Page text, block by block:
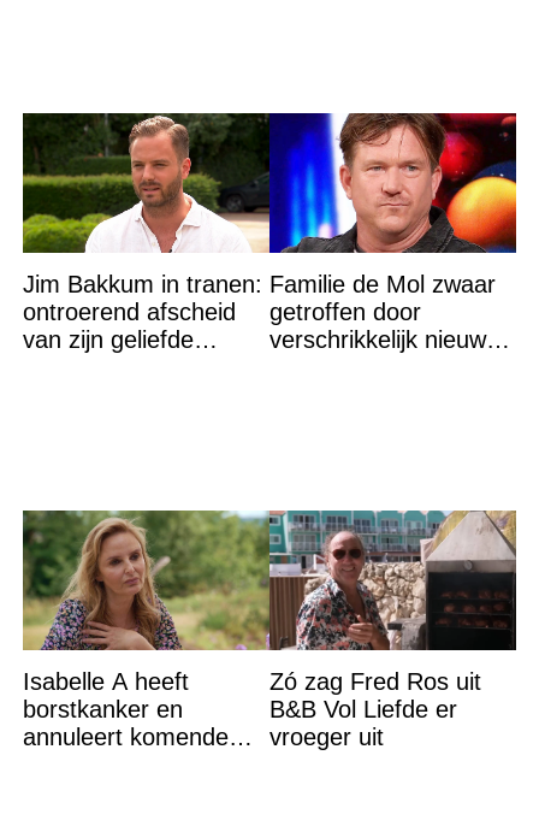
Jim Bakkum in tranen:
ontroerend afscheid
van zijn geliefde
Familie de Mol zwaar
getroffen door
verschrikkelijk nieuws:
Isabelle A heeft
borstkanker en
annuleert komende
Zó zag Fred Ros uit
B&B Vol Liefde er
vroeger uit